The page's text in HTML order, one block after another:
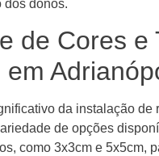
dos donos.
de Cores e
em
da instalação de
de opções
como 3x3cm e 5x5cm,